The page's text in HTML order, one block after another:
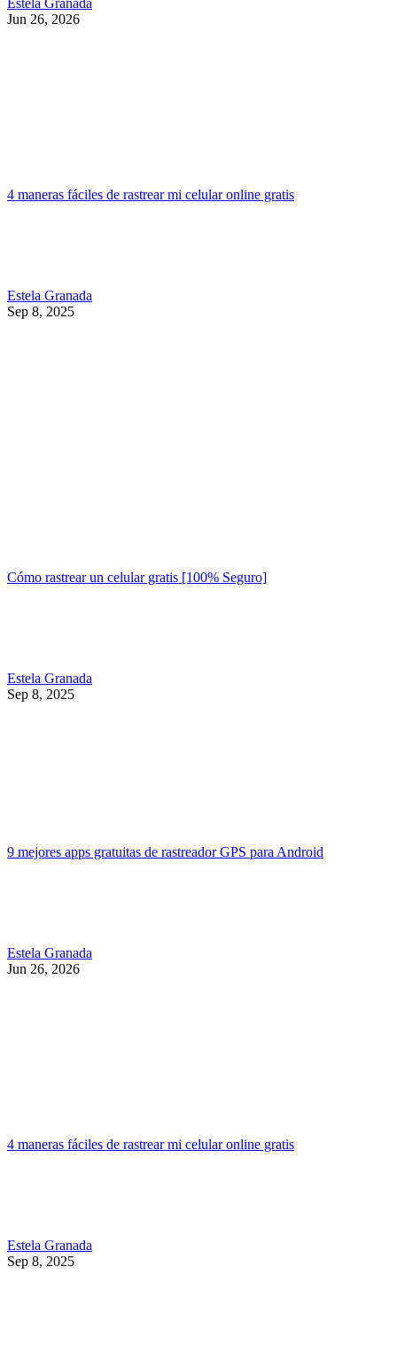
Jun 26, 2026
4 maneras fáciles de rastrear mi celular online gratis
Estela Granada
Sep 8, 2025
Cómo rastrear un celular gratis [100% Seguro]
Estela Granada
Sep 8, 2025
9 mejores apps gratuitas de rastreador GPS para Android
Estela Granada
Jun 26, 2026
4 maneras fáciles de rastrear mi celular online gratis
Estela Granada
Sep 8, 2025